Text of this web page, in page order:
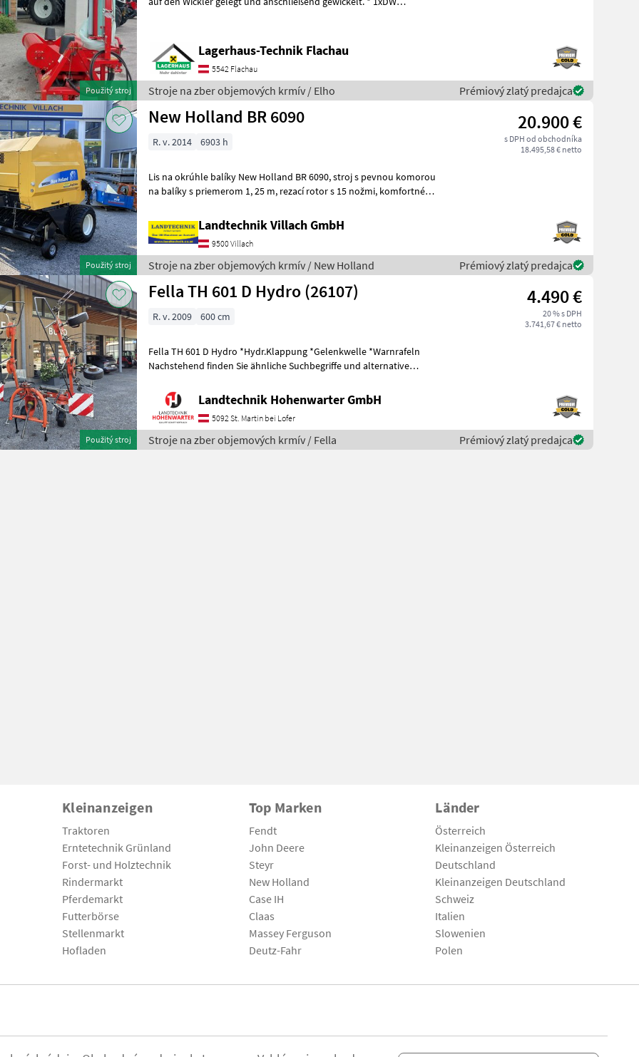
Použitý stroj
Lagerhaus-Technik Flachau
5542 Flachau
Stroje na zber objemových krmív / Elho Prémiový zlatý predajca
Použitý stroj
New Holland BR 6090 20.900 €
s DPH od obchodníka
18.495,58 € netto
R. v. 2014 6903 h
Lis na okrúhle balíky New Holland BR 6090, stroj s pevnou komorou
na balíky s priemerom 1, 25 m, rezací rotor s 15 nožmi, komfortné
Landtechnik Villach GmbH
9500 Villach
Stroje na zber objemových krmív / New Holland Prémiový zlatý predajca
Použitý stroj
Fella TH 601 D Hydro (26107) 4.490 €
20 % s DPH
3.741,67 € netto
R. v. 2009 600 cm
Fella TH 601 D Hydro *Hydr.Klappung *Gelenkwelle *Warnrafeln
Nachstehend finden Sie ähnliche Suchbegriffe und alternative
Landtechnik Hohenwarter GmbH
5092 St. Martin bei Lofer
Stroje na zber objemových krmív / Fella Prémiový zlatý predajca
Kleinanzeigen
Traktoren
Erntetechnik Grünland
Forst- und Holztechnik
Rindermarkt
Pferdemarkt
Futterbörse
Stellenmarkt
Hofladen
Top Marken
Fendt
John Deere
Steyr
New Holland
Case IH
Claas
Massey Ferguson
Deutz-Fahr
Länder
Österreich
Kleinanzeigen Österreich
Deutschland
Kleinanzeigen Deutschland
Schweiz
Italien
Slowenien
Polen